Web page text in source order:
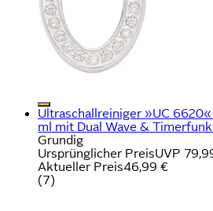
Ultraschallreiniger »UC
ml mit Dual Wave &
Grundig
Ursprünglicher PreisUVP
Aktueller Preis46,99 €
(7)